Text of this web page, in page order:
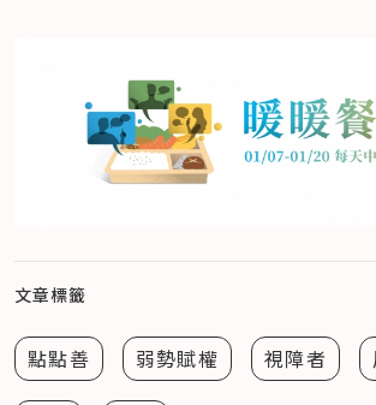
文章標籤
點點善 弱勢賦權 視障者